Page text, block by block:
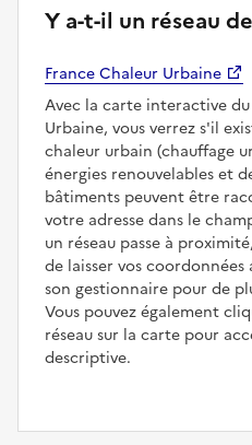
Y a-t-il un
France Chaleur Urbaine
Avec la carte interactive
Urbaine, vous verrez s'il
chaleur urbain (chauffage
énergies renouvelables et
bâtiments peuvent être
votre adresse dans le
un réseau passe à
de laisser vos
son gestionnaire pour de
Vous pouvez également
réseau sur la carte pour
descriptive.